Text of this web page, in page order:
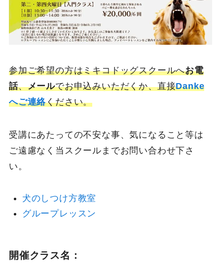
参加ご希望の方はミキコドッグスクールへお電
話、メールでお申込みいただくか、直接Danke
へご連絡ください。
受講にあたっての不安な事、気になること等は
ご遠慮なく当スクールまでお問い合わせ下さ
い。
犬のしつけ方教室
グループレッスン
開催クラス名：